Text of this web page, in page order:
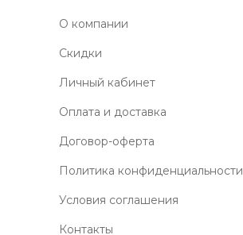
О компании
Скидки
Личный кабинет
Оплата и доставка
Договор-оферта
Политика конфиденциальности
Условия соглашения
Контакты